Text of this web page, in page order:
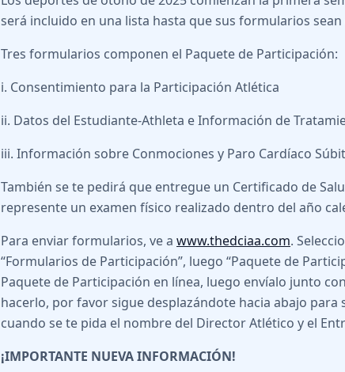
será incluido en una lista hasta que sus formularios
Tres formularios componen el Paquete de Participación:
i. Consentimiento para la Participación Atlética
ii. Datos del Estudiante-Athleta e Información de
iii. Información sobre Conmociones y Paro Cardíaco
También se te pedirá que entregue un Certificado de
represente un examen físico realizado dentro del año
Para enviar formularios, ve a www.thedciaa.com.
“Formularios de Participación”, luego “Paquete de
Paquete de Participación en línea, luego envíalo junto
hacerlo, por favor sigue desplazándote hacia abajo para
cuando se te pida el nombre del Director Atlético y el
¡IMPORTANTE NUEVA INFORMACIÓN!